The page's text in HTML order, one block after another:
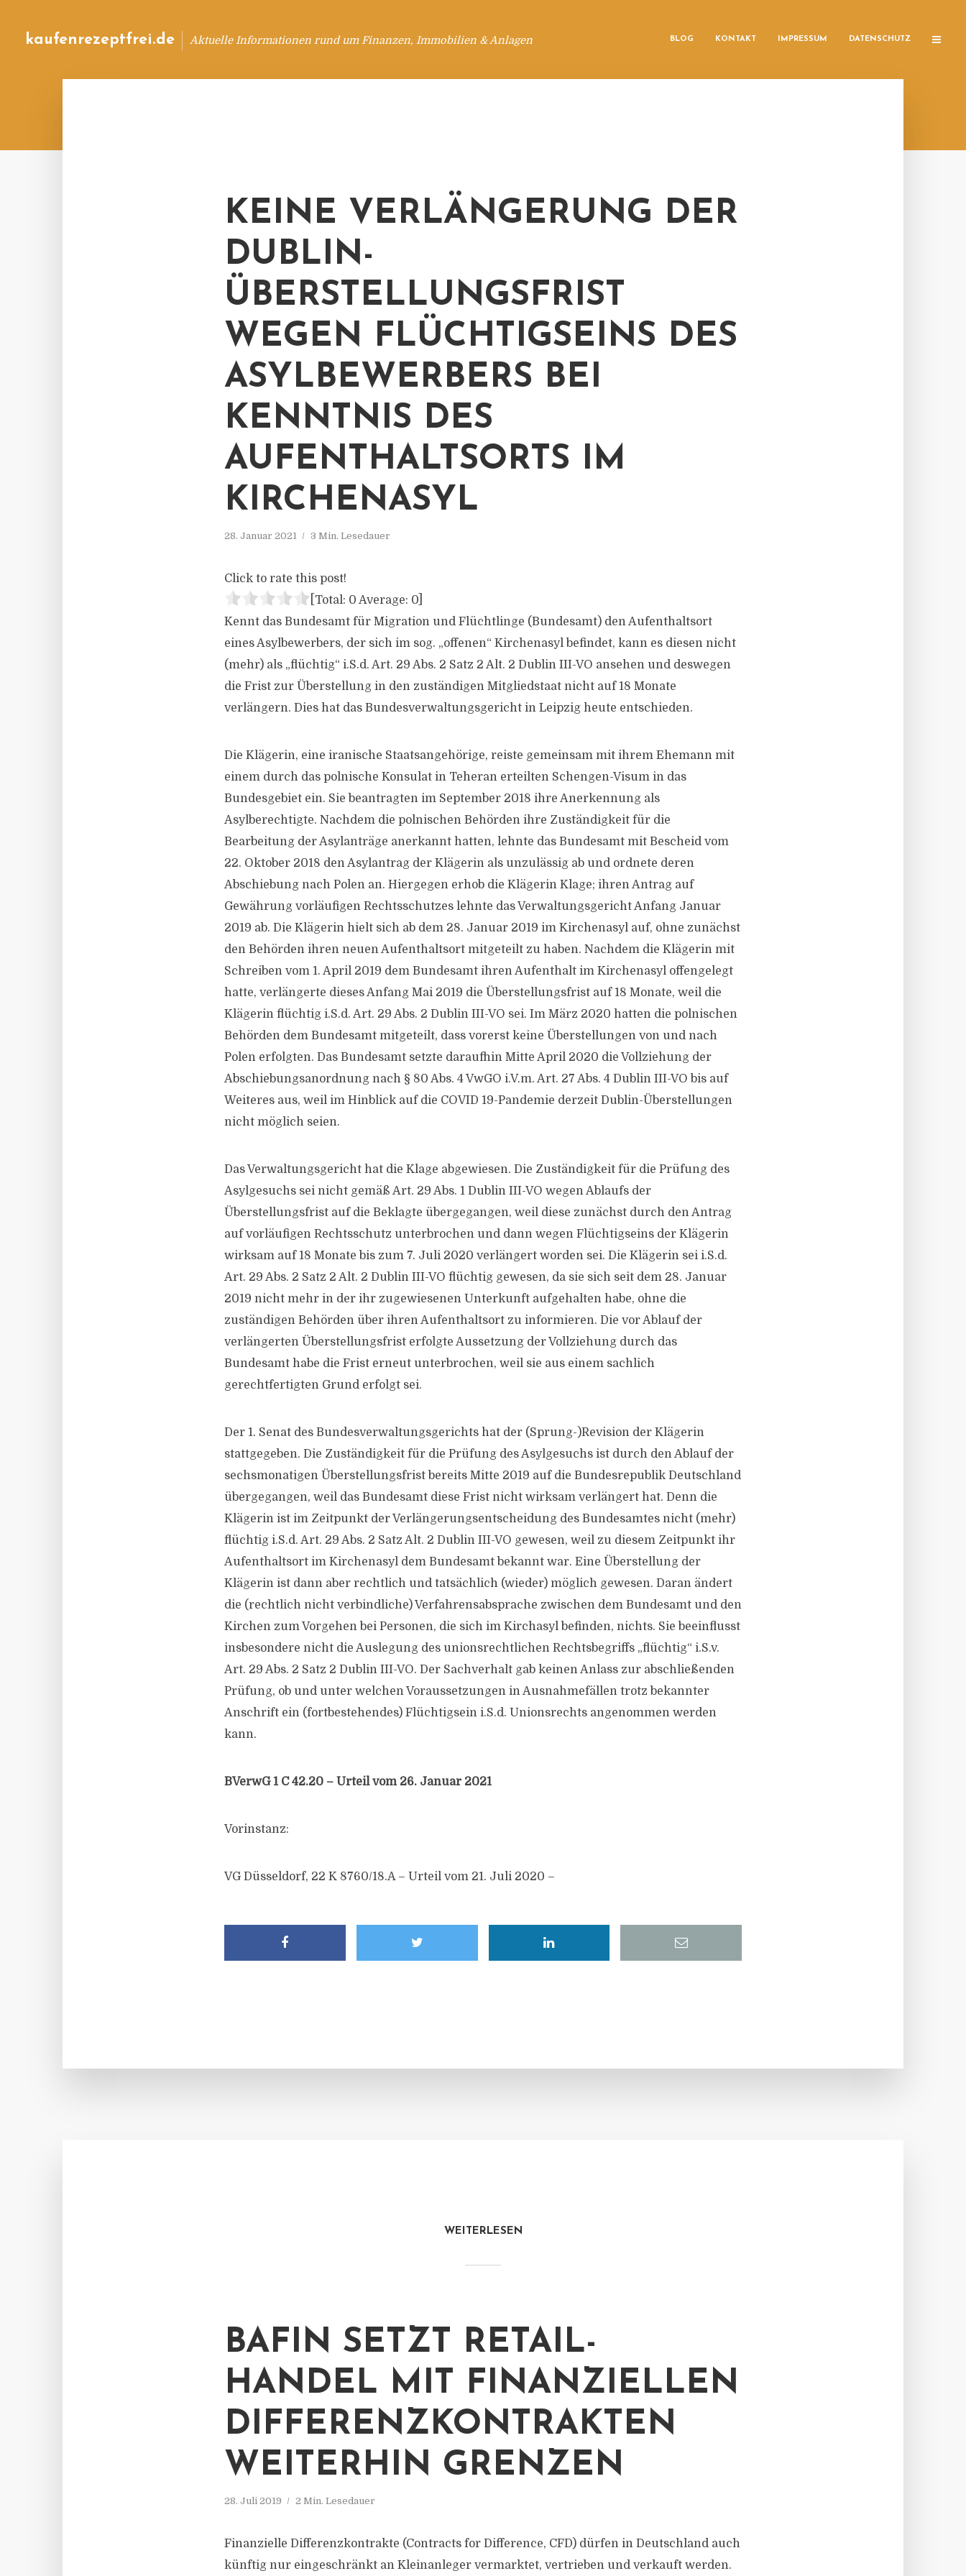
kaufenrezeptfrei.de Aktuelle Informationen rund um Finanzen, Immobilien & Anlagen BLOG KONTAKT IMPRESSUM DATENSCHUTZ
KEINE VERLÄNGERUNG DER
DUBLIN-
ÜBERSTELLUNGSFRIST
WEGEN FLÜCHTIGSEINS DES
ASYLBEWERBERS BEI
KENNTNIS DES
AUFENTHALTSORTS IM
KIRCHENASYL
28. Januar 2021 3 Min. Lesedauer
Click to rate this post!
[Total: 0 Average: 0
Kennt das Bundesamt für Migration und Flüchtlinge (Bundesamt) den Aufenthaltsort
eines Asylbewerbers, der sich im sog. „offenen“ Kirchenasyl befindet, kann es diesen nicht
(mehr) als „flüchtig“ i.S.d. Art. 29 Abs. 2 Satz 2 Alt. 2 Dublin III-VO ansehen und deswegen
die Frist zur Überstellung in den zuständigen Mitgliedstaat nicht auf 18 Monate
verlängern. Dies hat das Bundesverwaltungsgericht in Leipzig heute entschieden.
Die Klägerin, eine iranische Staatsangehörige, reiste gemeinsam mit ihrem Ehemann mit
einem durch das polnische Konsulat in Teheran erteilten Schengen-Visum in das
Bundesgebiet ein. Sie beantragten im September 2018 ihre Anerkennung als
Asylberechtigte. Nachdem die polnischen Behörden ihre Zuständigkeit für die
Bearbeitung der Asylanträge anerkannt hatten, lehnte das Bundesamt mit Bescheid vom
22. Oktober 2018 den Asylantrag der Klägerin als unzulässig ab und ordnete deren
Abschiebung nach Polen an. Hiergegen erhob die Klägerin Klage; ihren Antrag auf
Gewährung vorläufigen Rechtsschutzes lehnte das Verwaltungsgericht Anfang Januar
2019 ab. Die Klägerin hielt sich ab dem 28. Januar 2019 im Kirchenasyl auf, ohne zunächst
den Behörden ihren neuen Aufenthaltsort mitgeteilt zu haben. Nachdem die Klägerin mit
Schreiben vom 1. April 2019 dem Bundesamt ihren Aufenthalt im Kirchenasyl offengelegt
hatte, verlängerte dieses Anfang Mai 2019 die Überstellungsfrist auf 18 Monate, weil die
Klägerin flüchtig i.S.d. Art. 29 Abs. 2 Dublin III-VO sei. Im März 2020 hatten die polnischen
Behörden dem Bundesamt mitgeteilt, dass vorerst keine Überstellungen von und nach
Polen erfolgten. Das Bundesamt setzte daraufhin Mitte April 2020 die Vollziehung der
Abschiebungsanordnung nach § 80 Abs. 4 VwGO i.V.m. Art. 27 Abs. 4 Dublin III-VO bis auf
Weiteres aus, weil im Hinblick auf die COVID 19-Pandemie derzeit Dublin-Überstellungen
nicht möglich seien.
Das Verwaltungsgericht hat die Klage abgewiesen. Die Zuständigkeit für die Prüfung des
Asylgesuchs sei nicht gemäß Art. 29 Abs. 1 Dublin III-VO wegen Ablaufs der
Überstellungsfrist auf die Beklagte übergegangen, weil diese zunächst durch den Antrag
auf vorläufigen Rechtsschutz unterbrochen und dann wegen Flüchtigseins der Klägerin
wirksam auf 18 Monate bis zum 7. Juli 2020 verlängert worden sei. Die Klägerin sei i.S.d.
Art. 29 Abs. 2 Satz 2 Alt. 2 Dublin III-VO flüchtig gewesen, da sie sich seit dem 28. Januar
2019 nicht mehr in der ihr zugewiesenen Unterkunft aufgehalten habe, ohne die
zuständigen Behörden über ihren Aufenthaltsort zu informieren. Die vor Ablauf der
verlängerten Überstellungsfrist erfolgte Aussetzung der Vollziehung durch das
Bundesamt habe die Frist erneut unterbrochen, weil sie aus einem sachlich
gerechtfertigten Grund erfolgt sei.
Der 1. Senat des Bundesverwaltungsgerichts hat der (Sprung-)Revision der Klägerin
stattgegeben. Die Zuständigkeit für die Prüfung des Asylgesuchs ist durch den Ablauf der
sechsmonatigen Überstellungsfrist bereits Mitte 2019 auf die Bundesrepublik Deutschland
übergegangen, weil das Bundesamt diese Frist nicht wirksam verlängert hat. Denn die
Klägerin ist im Zeitpunkt der Verlängerungsentscheidung des Bundesamtes nicht (mehr)
flüchtig i.S.d. Art. 29 Abs. 2 Satz Alt. 2 Dublin III-VO gewesen, weil zu diesem Zeitpunkt ihr
Aufenthaltsort im Kirchenasyl dem Bundesamt bekannt war. Eine Überstellung der
Klägerin ist dann aber rechtlich und tatsächlich (wieder) möglich gewesen. Daran ändert
die (rechtlich nicht verbindliche) Verfahrensabsprache zwischen dem Bundesamt und den
Kirchen zum Vorgehen bei Personen, die sich im Kirchasyl befinden, nichts. Sie beeinflusst
insbesondere nicht die Auslegung des unionsrechtlichen Rechtsbegriffs „flüchtig“ i.S.v.
Art. 29 Abs. 2 Satz 2 Dublin III-VO. Der Sachverhalt gab keinen Anlass zur abschließenden
Prüfung, ob und unter welchen Voraussetzungen in Ausnahmefällen trotz bekannter
Anschrift ein (fortbestehendes) Flüchtigsein i.S.d. Unionsrechts angenommen werden
kann.
BVerwG 1 C 42.20 – Urteil vom 26. Januar 2021
Vorinstanz:
VG Düsseldorf, 22 K 8760/18.A – Urteil vom 21. Juli 2020 –
WEITERLESEN
BAFIN SETZT RETAIL-
HANDEL MIT FINANZIELLEN
DIFFERENZKONTRAKTEN
WEITERHIN GRENZEN
28. Juli 2019 2 Min. Lesedauer
Finanzielle Differenzkontrakte (Contracts for Difference, CFD) dürfen in Deutschland auch
künftig nur eingeschränkt an Kleinanleger vermarktet, vertrieben und verkauft werden.